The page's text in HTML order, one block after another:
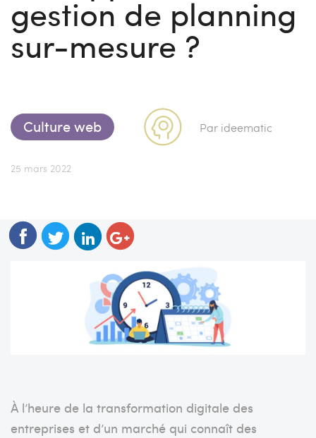
gestion de planning
sur-mesure ?
Culture web Par ideematic
25 mars 2022
À l’heure de la transformation digitale des
entreprises et d’un marché qui connaît des